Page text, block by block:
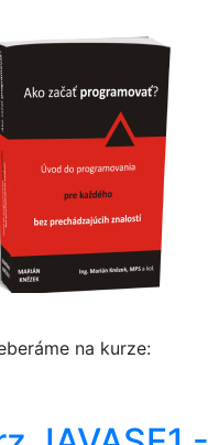
na kurze: